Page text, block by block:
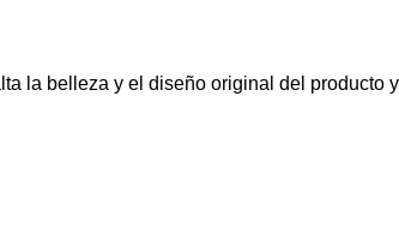
la belleza y el diseño original del producto